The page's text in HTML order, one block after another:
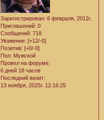
Зарегистрирован: 6 февраля, 2012г.
Приглашений: 0
Сообщений: 718
Уважение: [+12/-0]
Позитив: [+0/-0]
Пол: Мужской
Провел на форуме:
6 дней 18 часов
Последний визит:
13 ноября, 2025г. 12:16:25